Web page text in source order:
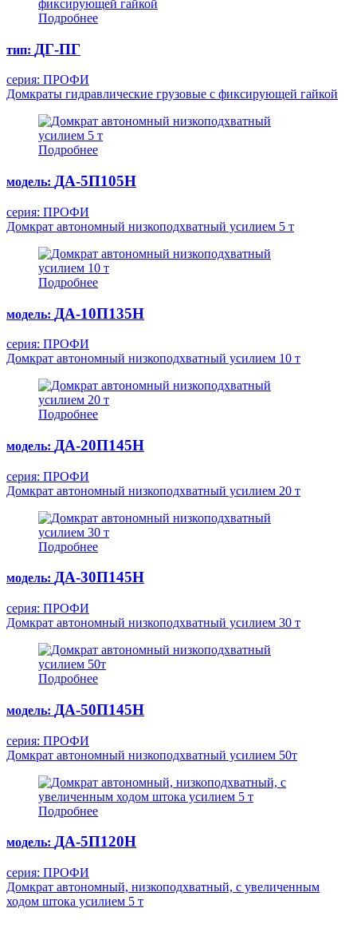
Подробнее
тип: ДГ-ПГ
серия: ПРОФИ
Домкраты гидравлические грузовые с фиксирующей гайкой
Подробнее
модель: ДА-5П105Н
серия: ПРОФИ
Домкрат автономный низкоподхватный усилием 5 т
Подробнее
модель: ДА-10П135Н
серия: ПРОФИ
Домкрат автономный низкоподхватный усилием 10 т
Подробнее
модель: ДА-20П145Н
серия: ПРОФИ
Домкрат автономный низкоподхватный усилием 20 т
Подробнее
модель: ДА-30П145Н
серия: ПРОФИ
Домкрат автономный низкоподхватный усилием 30 т
Подробнее
модель: ДА-50П145Н
серия: ПРОФИ
Домкрат автономный низкоподхватный усилием 50т
Подробнее
модель: ДА-5П120Н
серия: ПРОФИ
Домкрат автономный, низкоподхватный, с увеличенным
ходом штока усилием 5 т